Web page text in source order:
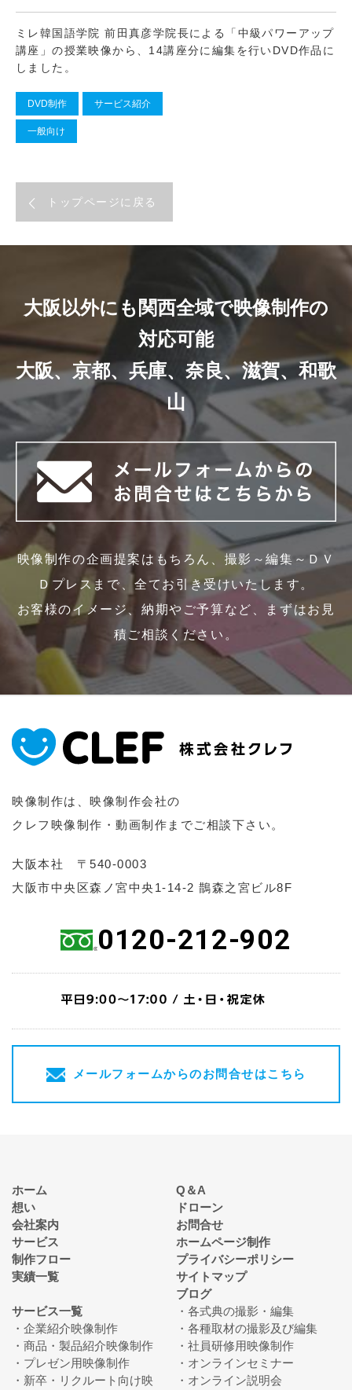
ミレ韓国語学院 前田真彦学院長による「中級パワーアップ
講座」の授業映像から、14講座分に編集を行いDVD作品に
しました。
DVD制作 サービス紹介
一般向け
トップページに戻る
大阪以外にも関西全域で映像制作の
対応可能
大阪、京都、兵庫、奈良、滋賀、和歌
山
映像制作の企画提案はもちろん、撮影～編集～ＤＶ
Ｄプレスまで、全てお引き受けいたします。
お客様のイメージ、納期やご予算など、まずはお見
積ご相談ください。
映像制作は、映像制作会社の
クレフ映像制作・動画制作までご相談下さい。
大阪本社 〒540-0003
大阪市中央区森ノ宮中央1-14-2 鵲森之宮ビル8F
0120-212-902
メールフォームからのお問合せはこちら
ホーム
想い
会社案内
サービス
制作フロー
実績一覧
Q＆A
ドローン
お問合せ
ホームページ制作
プライバシーポリシー
サイトマップ
ブログ
サービス一覧
企業紹介映像制作
商品・製品紹介映像制作
プレゼン用映像制作
新卒・リクルート向け映
各式典の撮影・編集
各種取材の撮影及び編集
社員研修用映像制作
オンラインセミナー
オンライン説明会